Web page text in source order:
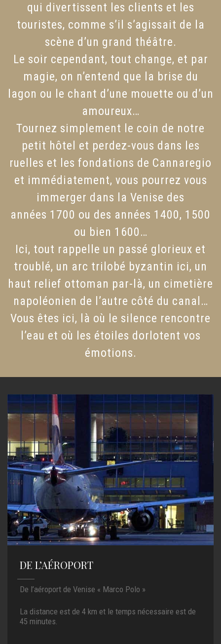
qui divertissent les clients et les
touristes, comme s’il s’agissait de la
scène d’un grand théâtre.
Le soir cependant, tout change, et par
magie, on n’entend que la brise du
lagon ou le chant d’une mouette ou d’un
amoureux…
Tournez simplement le coin de notre
petit hôtel et perdez-vous dans les
ruelles et les fondations de Cannaregio
et immédiatement, vous pourrez vous
immerger dans la Venise des
années 1700 ou des années 1400, 1500
ou bien 1600…
Ici, tout rappelle un passé glorieux et
troublé, un arc trilobé byzantin ici, un
haut relief ottoman par-là, un cimetière
napoléonien de l’autre côté du canal…
Vous êtes ici, là où le silence rencontre
l’eau et où les étoiles dorlotent vos
émotions.
DE L’AÉROPORT
De l’aéroport de Venise « Marco Polo »
La distance est de 4 km et le temps nécessaire est de
45 minutes.